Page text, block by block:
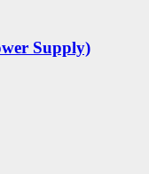
Supply)